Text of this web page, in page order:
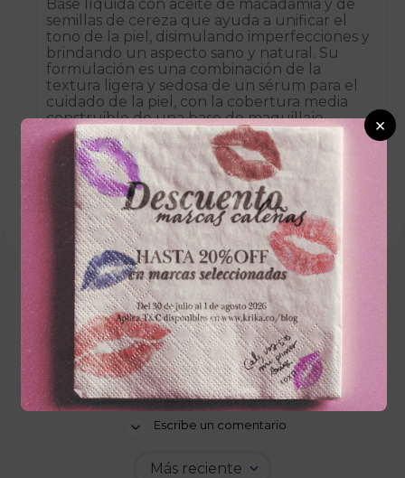
Base líquida con aceite de macadamia y de
semillas de cereza que ayuda a unificar el
tono de la piel, disimulando imperfecciones y
brindando un aspecto sano y natural. Su
formulación es una combinación de la
textura ligera y sedosa de un sérum para el
cuidado de la piel, con la cobertura media
construible de una base de maquillaje.
☆☆☆☆☆
0 Calificación promedio (0 comentarios)
Escribe un comentario
Más reciente
×